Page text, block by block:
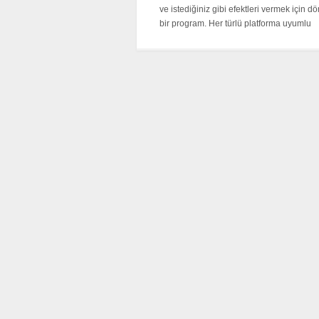
ve istediğiniz gibi efektleri vermek için
bir program. Her türlü platforma uyumlu